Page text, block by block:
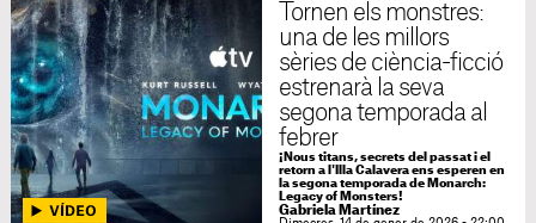
Tornen els monstres:
una de les millors
sèries de ciència-ficció
estrenarà la seva
segona temporada al
febrer
¡Nous titans, secrets del passat i el
retorn a l'Illa Calavera ens esperen en
la segona temporada de Monarch:
Legacy of Monsters!
Gabriela Martínez